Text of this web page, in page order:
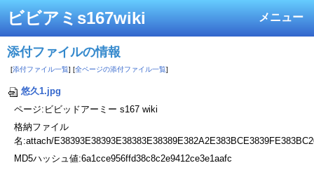
メニュー
ビビアミs167wiki
添付ファイルの情報
[添付ファイル一覧] [全ページの添付ファイル一覧]
悠久1.jpg
ページ:ビビッドアーミー s167 wiki
格納ファイル
名:attach/
MD5ハッシュ値:6a1cce956ffd38c8c2e9412ce3e1aafc